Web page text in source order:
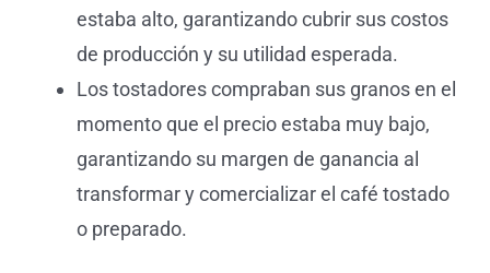
estaba alto, garantizando cubrir sus costos
de producción y su utilidad esperada.
Los tostadores compraban sus granos en el
momento que el precio estaba muy bajo,
garantizando su margen de ganancia al
transformar y comercializar el café tostado
o preparado.